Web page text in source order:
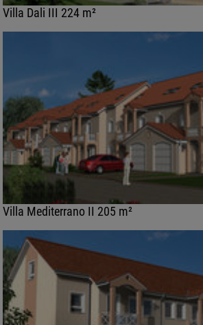
Villa Dali III 224 m²
Villa Mediterrano II 205 m²